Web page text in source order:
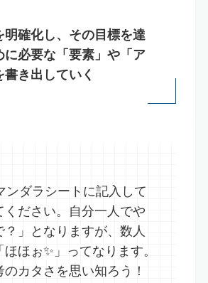
明確化し、その目標を達
に必要な「要素」や「ア
書き出していく
ンダラシートに記入して
ください。自分一人でや
？」となりますが、数人
ほぉ✨」ってなります。
のカタさを思い知ろう！